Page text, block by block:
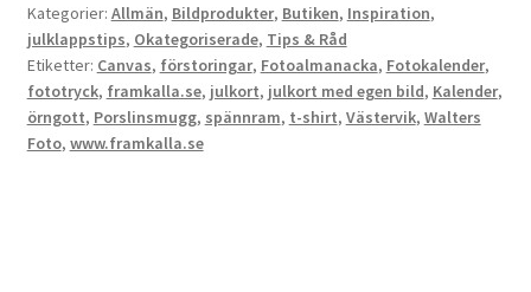
Kategorier: Allmän, Bildprodukter, Butiken, Inspiration,
julklappstips, Okategoriserade, Tips & Råd
Etiketter: Canvas, förstoringar, Fotoalmanacka, Fotokalender,
fototryck, framkalla.se, julkort, julkort med egen bild, Kalender,
örngott, Porslinsmugg, spännram, t-shirt, Västervik, Walters
Foto, www.framkalla.se